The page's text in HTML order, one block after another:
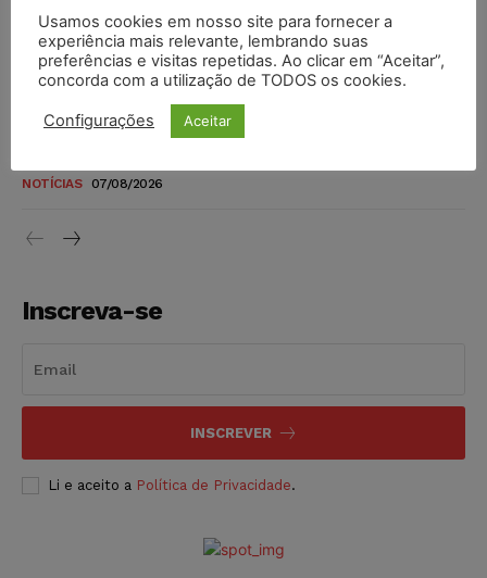
STF amplia isenção de IBS e CBS na compra de veículos
novos para pessoas com deficiência e autistas de todos os
níveis
DIREITO TRIBUTÁRIO 07/08/2026
Justiça do Trabalho mantém justa causa de empregado que
NOTÍCIAS 07/08/2026
Inscreva-se
INSCREVER
Li e aceito a Política de Privacidade.
Usamos cookies em nosso site para fornecer a
experiência mais relevante, lembrando suas
preferências e visitas repetidas. Ao clicar em “Aceitar”,
concorda com a utilização de TODOS os cookies.
Configurações Aceitar